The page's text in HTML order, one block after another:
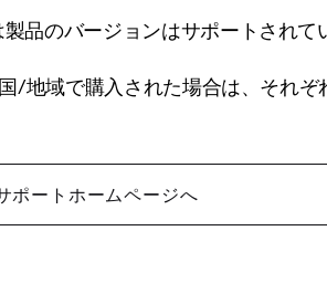
品のバージョンはサポートされて
/地域で購入された場合は、それ
ポートホームページへ